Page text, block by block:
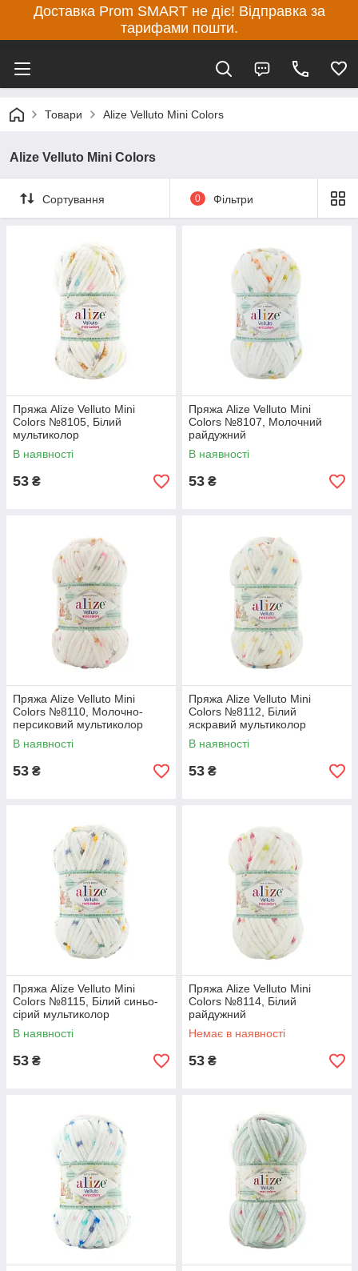
Доставка Prom SMART не діє! Відправка за
тарифами пошти.
Товари Alize Velluto Mini Colors
Alize Velluto Mini Colors
Сортування 0 Фільтри
Пряжа Alize Velluto Mini
Colors №8105, Білий
мультиколор
В наявності
53 ₴
Пряжа Alize Velluto Mini
Colors №8107, Молочний
райдужний
В наявності
53 ₴
Пряжа Alize Velluto Mini
Colors №8110, Молочно-
персиковий мультиколор
В наявності
53 ₴
Пряжа Alize Velluto Mini
Colors №8112, Білий
яскравий мультиколор
В наявності
53 ₴
Пряжа Alize Velluto Mini
Colors №8115, Білий синьо-
сірий мультиколор
В наявності
53 ₴
Пряжа Alize Velluto Mini
Colors №8114, Білий
райдужний
Немає в наявності
53 ₴